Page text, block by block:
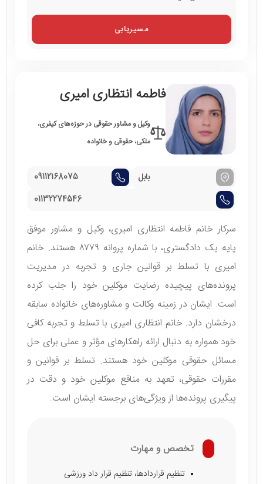
مسیریابی
فاطمه انتظاری امیری
وکیل و مشاور حقوقی در حوزه‌های کیفری،
ملکی، حقوقی و خانواده
بابل
09112168075
01132274546
سرکار خانم فاطمه انتظاری امیری، وکیل و مشاور موفق
پایه یک دادگستری، با شماره پروانه ۸۷۷۹ هستند. خانم
امیری با تسلط بر قوانین جاری و تجربه در مدیریت
پرونده‌های پیچیده رضایت موکلین خود را جلب کرده
است. ایشان در زمینه وکالت و مشاوره‌های خانواده سابقه
درخشان دارد. خانم انتظاری امیری با تسلط و تجربه کافی
خود همواره به دنبال ارائه راهکارهای مؤثر و عملی برای حل
مسائل حقوقی موکلین خود هستند. تسلط بر قوانین و
مقررات حقوقی، تعهد به منافع موکلین خود و دقت در
پیگیری پرونده‌ها از ویژگی‌های برجسته ایشان است.
تخصص و مهارت
تنظیم قراردادها، تنظیم قرار داد ورزشی